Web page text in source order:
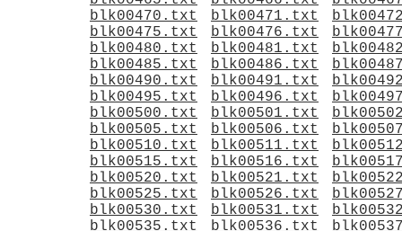
blk00470.txt
blk00471.txt
blk00475.txt
blk00476.txt
blk00480.txt
blk00481.txt
blk00485.txt
blk00486.txt
blk00490.txt
blk00491.txt
blk00495.txt
blk00496.txt
blk00500.txt
blk00501.txt
blk00505.txt
blk00506.txt
blk00510.txt
blk00511.txt
blk00515.txt
blk00516.txt
blk00520.txt
blk00521.txt
blk00525.txt
blk00526.txt
blk00530.txt
blk00531.txt
blk00535.txt
blk00536.txt